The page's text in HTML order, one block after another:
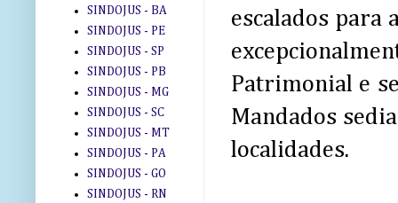
escalados para
Patrimonial e
Mandados
localidades.
SINDOJUS - BA
SINDOJUS - PE
SINDOJUS - SP
SINDOJUS - PB
SINDOJUS - MG
SINDOJUS - SC
SINDOJUS - MT
SINDOJUS - PA
SINDOJUS - GO
SINDOJUS - RN